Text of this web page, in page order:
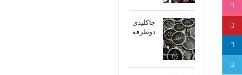
جاکلیدی
دوطرفه
اینستاگرام
پینترست
لینکدین
تلگرام